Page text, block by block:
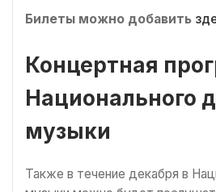
Билеты можно добавить
Концертная
Национального
музыки
Также в течение декабря в